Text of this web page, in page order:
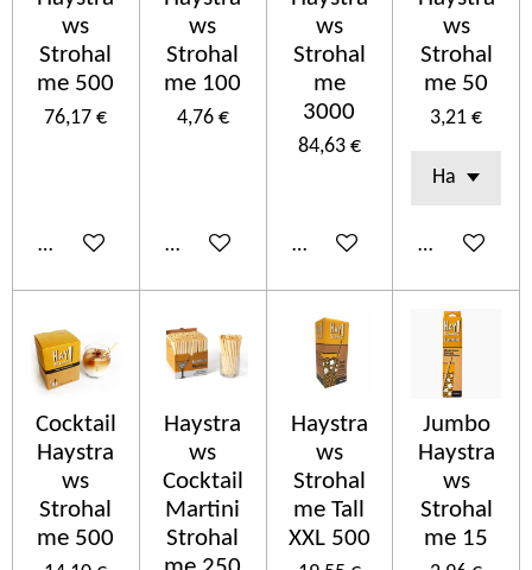
ws
Strohal
me 500
76,17 €
Añadir al carrito
ws
Strohal
me 100
4,76 €
Añadir al carrito
ws
Strohal
me
3000
84,63 €
Añadir al carrito
ws
Strohal
me 50
3,21 €
Añadir al
Cocktail
Haystra
ws
Strohal
me 500
Haystra
ws
Cocktail
Martini
Strohal
Haystra
ws
Strohal
me Tall
XXL 500
Jumbo
Haystra
ws
Strohal
me 15